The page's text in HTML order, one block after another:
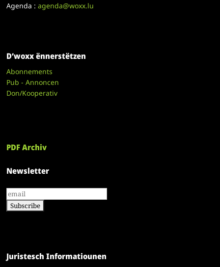
Agenda :agenda@woxx.lu
D’woxx ënnerstëtzen
Abonnements
Pub - Annoncen
Don/Kooperativ
PDF Archiv
Newsletter
Juristesch Informatiounen